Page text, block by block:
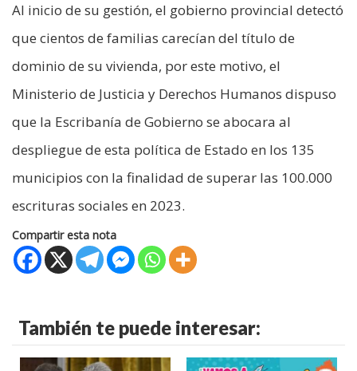
Al inicio de su gestión, el gobierno provincial detectó
que cientos de familias carecían del título de
dominio de su vivienda, por este motivo, el
Ministerio de Justicia y Derechos Humanos dispuso
que la Escribanía de Gobierno se abocara al
despliegue de esta política de Estado en los 135
municipios con la finalidad de superar las 100.000
escrituras sociales en 2023.
Compartir esta nota
También te puede interesar: